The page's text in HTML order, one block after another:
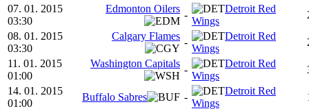
07. 01. 2015
03:30
Edmonton Oilers
-
Detroit Red
Wings
08. 01. 2015
03:30
Calgary Flames
-
Detroit Red
Wings
11. 01. 2015
01:00
Washington Capitals
-
Detroit Red
Wings
14. 01. 2015
01:00
Buffalo Sabres -
Detroit Red
Wings